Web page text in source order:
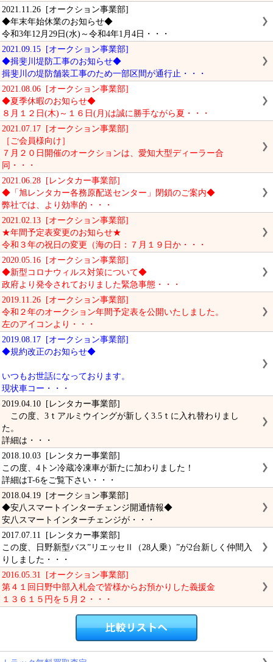
2021.11.26 [オークション事業部]
◆年末年始休業のお知らせ◆
令和3年12月29日(水)～令和4年1月4日・・・
2021.09.15 [オークション事業部]
◆揖斐川堤防工事のお知らせ◆
揖斐川の堤防舗装工事のため一部区間が通行止・・・
2021.08.06 [オークション事業部]
◆夏季休暇のお知らせ◆
８月１２日(木)～１６日(月)は誠に勝手ながら夏・・・
2021.07.17 [オークション事業部]
［ご会員様向け］
７月２０日開催のオークションは、愛知大型ディーラー合
同・・・
2021.06.28 [レンタカー事業部]
◆「旭レンタカー各務原配送センター」閉鎖のご案内◆
弊社では、より効率的・・・
2021.02.13 [オークション事業部]
★年間予定表変更のお知らせ★
令和３年の祝日の変更（海の日：７月１９日か・・・
2020.05.16 [オークション事業部]
◆新型コロナウィルス対策について◆
政府より発令されておりました緊急事態・・・
2019.11.26 [オークション事業部]
令和２年のオークション年間予定表を公開いたしました。
左のアイコンより・・・
2019.08.17 [オークション事業部]
◆規約改正のお知らせ◆
いつもお世話になっております。
現状車コー・・・
2019.04.10 [レンタカー事業部]
この度、3ｔアルミウイングが新しく3.5ｔに入れ替わりまし
た。
詳細は・・・
2018.10.03 [レンタカー事業部]
この度、4トン冷蔵冷凍車が新たに加わりました！
詳細はT-6をご覧下さい・・・
2018.04.19 [オークション事業部]
◆安八スマートインターチェンジ開通情報◆
安八スマートインターチェンジが・・・
2017.07.11 [レンタカー事業部]
この度、日野新型バス”リエッセⅡ（28人乗）”が2台新しく仲間入
りしました・・・
2016.05.31 [オークション事業部]
第４１回日野中部入札会で皆様からお預かりした義援金
１３６１５円を５月２・・・